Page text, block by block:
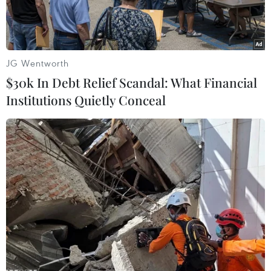
Ông Đặng Quang Mạnh trao đổi với các đối tác Argentina.
(Ảnh: Tiến Nhất/Vietnam+)
Hội chợ thực phẩm và đồ uống SIAL đã diễn ra
từ ngày 16-20/10 tại Paris, Pháp, thu hút sự tham
JG Wentworth
$30k In Debt Relief Scandal: What Financial
Institutions Quietly Conceal